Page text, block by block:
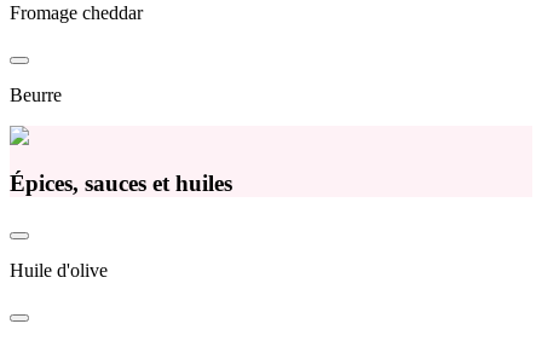
Fromage cheddar
Beurre
Épices, sauces et huiles
Huile d'olive